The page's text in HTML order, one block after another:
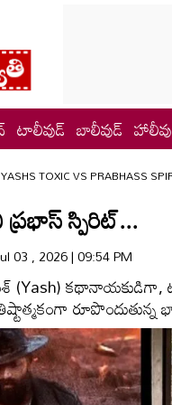
టాలీవుడ్ బాలీవుడ్
YASHS TOXIC VS PRABHASS
స్పిరిట్...
03 , 2026 | 09:54 PM
(Yash)
రూపొందుతున్న